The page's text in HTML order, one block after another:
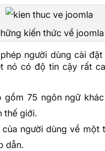
kiến thức về joomla
người dùng cài
nó có độ tin cậy rất
75 ngôn ngữ
thế giới.
người dùng về một
dẫn.